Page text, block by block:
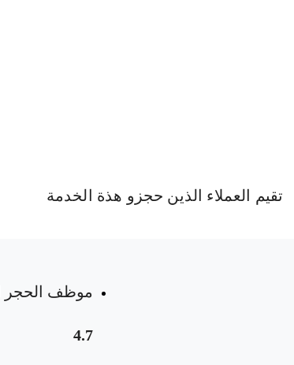
تقيم العملاء الذين حجزو هذة الخدمة
موظف الحجر
4.7